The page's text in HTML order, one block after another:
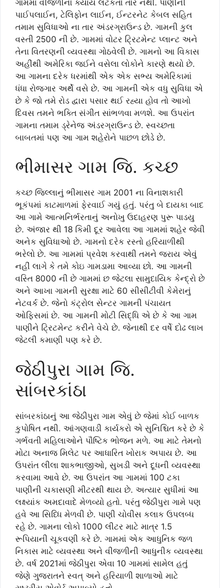
ગામમાં વીજળીના ક્યાંય લટકતા તાર નથી. પાણીની
પાઈપલાઈન, ટેલિફોન લાઈન, ઈન્ટરનેટ કેબલ સહિત
તમામ સુવિધાઓ ના તાર અંડરગ્રાઉન્ડ છે. ગામની કુલ
વસ્તી 2500 ની છે. ગામમાં વોટર ટ્રિટમેન્ટ પ્લાન્ટ અને
તેના વિતરણની વ્યવસ્થા ગોઠવેલી છે. ગામનો આ વિકાસ
અહીંથી અમેરિકા જઈને વસેલા લોકોને કારણે થયો છે.
આ ગામના દરેક ધરમાંથી એક એક સભ્ય અમેરિકામાં
ધંધા રોજગાર અર્થે વસે છે. આ ગામની એક વધુ સુવિધા એ
છે કે જો તમે રોડ દ્વારા પસાર થઈ રહ્યા હોવ તો આખો
દિવસ તમને ભક્તિ સંગીત સાંભળવા મળશે. આ ઉપરાંત
ગામના તમામ ડ્રેનેજ અંડરગ્રાઉન્ડ છે. સ્વચ્છતા
બાબતમાં પણ આ ગામ શહેરોને પાછળ છોડે છે.
ભીમાસર ગામ જિ. કચ્છ
કચ્છ જિલ્લાનું ભીમાસર ગામ 2001 ના વિનાશકારી
ભૂકંપમાં કાટમાળમાં ફેરવાઈ ગયું હતું. પરંતુ બે દાયકા બાદ
આ ગામે આત્મનિર્ભરતાનું અનોખુ ઉદાહરણ પુરૂ પાડયુ
છે. અંજાર થી 18 કિમી દૂર આવેલા આ ગામમાં શહેર જેવી
અનેક સુવિધાઓ છે. ગામનો દરેક રસ્તો હરિયાળીથી
ભરેલો છે. આ ગામમાં પ્રવેશ કરવાથી તમને જરાય એવું
નહીં લાગે કે તમે કોઇ ગામડામા આવ્યા છો. આ ગામની
વસ્તિ 8000 ની છે ગામમાં છ જેટલા સામુદાયિક કેન્દ્રો છે
અને આખા ગામની સુરક્ષા માટે 60 સીસીટીવી કેમેરાનું
નેટવર્ક છે. જેનો કંટ્રોલ સેન્ટર ગામની પંચાયત
ઓફિસમાં છે. આ ગામની મોટી સિદ્ધિ એ છે કે આ ગામ
પાણીને ટ્રિટમેન્ટ કરીને વેચે છે. જેનાથી દર વર્ષે દોઢ લાખ
જેટલી કમાણી પણ કરે છે.
જેઠીપુરા ગામ જિ.
સાંબરકાંઠા
સાંબરકાંઠાનું આ જેઠીપુરા ગામ એવું છે જેમાં કોઈ બાળક
કુપોષિત નથી. આંગણવાડી કાર્યકરો એ સુનિશ્ચિત કરે છે કે
ગર્ભવતી મહિલાઓને પૌષ્ટિક ભોજન મળે. આ માટે તેમનો
મોટા અનાજ મિલેટ પર આધારિત ખોરાક અપાય છે. આ
ઉપરાંત લીલા શાકભાજીઓ, સુખડી અને દૂધની વ્યવસ્થા
કરવામા આવે છે. આ ઉપરાંત આ ગામમાં 100 ટકા
પાણીની ચકાસણી મીટરથી થાય છે. અત્યાર સુધીમાં આ
લક્ષ્યાંક અમદાવાદે મેળવ્યો હતો. પરંતુ જેઠીપુરા ગામે પણ
હવે આ સિધ્ધિ મેળવી છે. પાણી ચોવીસ કલાક ઉપલબ્ધ
રહે છે. ગામના લોકો 1000 લીટર માટે માત્ર 1.5
રૂપિયાની ચૂકવણી કરે છે. ગામમાં એક આધુનિક જળ
નિકાસ માટે વ્યવસ્થા અને વીજળીની આધુનીક વ્યવસ્થા
છે. વર્ષ 2021માં જેઠીપુરા એવા 10 ગામમાં સામેલ હતું
જેણે ગુજરાતને સ્વત્ અને હરિયાળી શાળાઓ માટે